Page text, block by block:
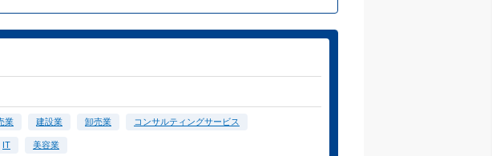
業 建設業 卸売業 コンサルティングサービス
IT 美容業